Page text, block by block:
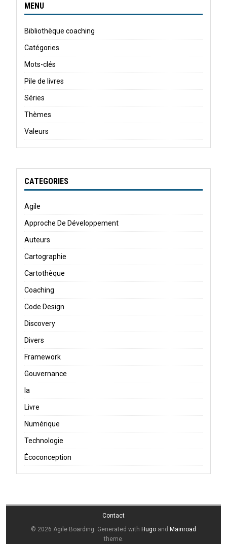
MENU
Bibliothèque coaching
Catégories
Mots-clés
Pile de livres
Séries
Thèmes
Valeurs
CATEGORIES
Agile
Approche De Développement
Auteurs
Cartographie
Cartothèque
Coaching
Code Design
Discovery
Divers
Framework
Gouvernance
Ia
Livre
Numérique
Technologie
Écoconception
Contact
© 2026 Agile Boarding. Generated with Hugo and Mainroad
theme.